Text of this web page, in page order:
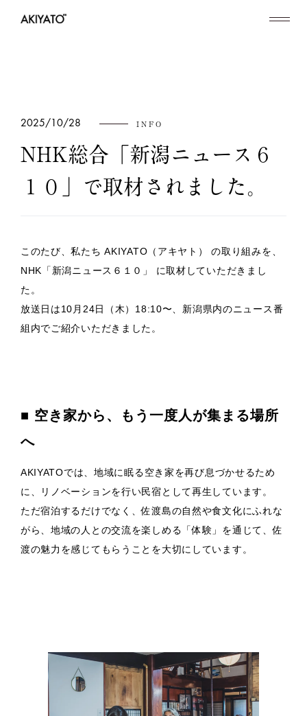
2025/10/28 INFO
NHK総合「新潟ニュース６
１０」で取材されました。
このたび、私たち AKIYATO（アキヤト） の取り組みを、
NHK「新潟ニュース６１０」 に取材していただきまし
た。
放送日は10月24日（木）18:10〜、新潟県内のニュース番
組内でご紹介いただきました。
■ 空き家から、もう一度人が集まる場所
へ
AKIYATOでは、地域に眠る空き家を再び息づかせるため
に、リノベーションを行い民宿として再生しています。
ただ宿泊するだけでなく、佐渡島の自然や食文化にふれな
がら、地域の人との交流を楽しめる「体験」を通じて、佐
渡の魅力を感じてもらうことを大切にしています。